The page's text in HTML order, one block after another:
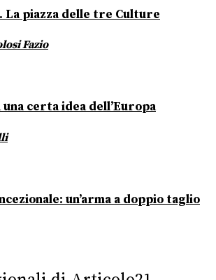
piazza delle tre Culture
Fazio
certa idea dell’Europa
un’arma a doppio taglio